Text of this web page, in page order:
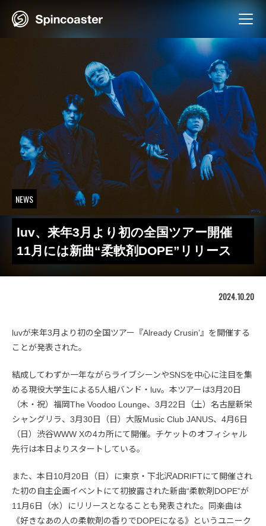
NEWS
luv、来年3月より初の全国ツアー開催
11月には新曲“柔軟剤DOPE”リリース
2024.10.20
luvが来年3月より初の全国ツアー『Already Crusin’』を開催する
ことが発表された。
結成してわずか一年ながらライブシーンやSNSを中心に注目を集
める現役大学生による5人組バンド・luv。本ツアーは3月20日
（木・祝）福岡The Voodoo Lounge、3月22日（土）名古屋新栄
シャングリラ、3月30日（日）大阪Music Club JANUS、4月6日
（日）渋谷WWW Xの4カ所にて開催。チケットのオフィシャル
先行は本日よりスタートしている。
また、本日10月20日（日）に東京・下北沢ADRIFTにて開催され
た初の自主企画イベントにて初披露された新曲“柔軟剤DOPE”が
11月6日（水）にリリースとなることも発表された。同楽曲は
《好きなあの人の柔軟剤の香りでDOPEになる》というユニーク